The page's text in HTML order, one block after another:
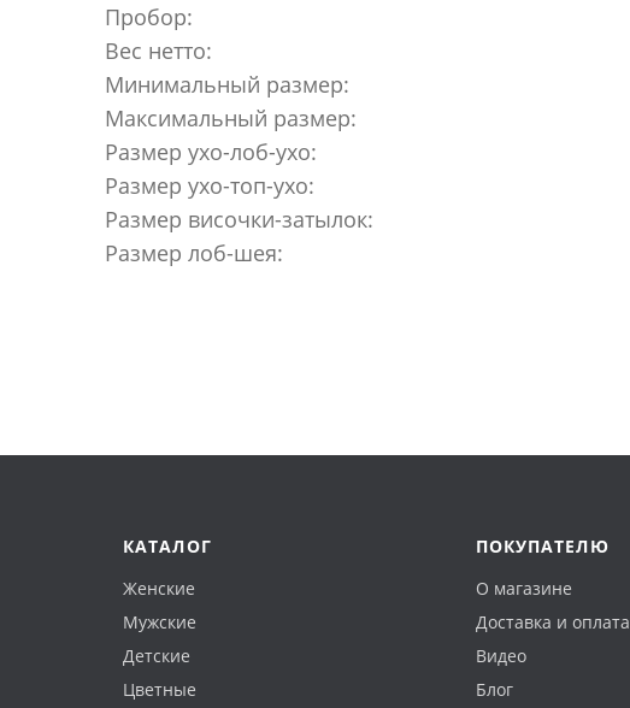
Пробор:
Вес нетто:
Минимальный размер:
Максимальный размер:
Размер ухо-лоб-ухо:
Размер ухо-топ-ухо:
Размер височки-затылок:
Размер лоб-шея:
КАТАЛОГ
Женские
Мужские
Детские
Цветные
ПОКУПАТЕЛЮ
О магазине
Доставка и оплата
Видео
Блог